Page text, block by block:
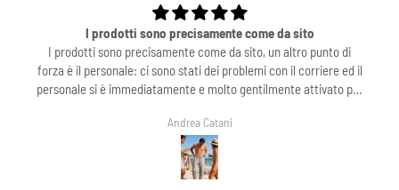
I prodotti sono precisamente come da sito
I prodotti sono precisamente come da sito, un altro punto di
forza è il personale: ci sono stati dei problemi con il corriere ed il
personale si è immediatamente e molto gentilmente attivato per
particolare ringrazio Sofia M.
Andrea Catani